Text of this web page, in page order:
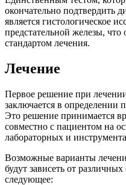
окончательно подтвердить
является гистологическое
предстательной железы, что
стандартом лечения.
Лечение
Первое решение при
заключается в определении
Это решение принимается
совместно с пациентом на
лабораторных и
Возможные варианты
будут зависеть от
следующее: